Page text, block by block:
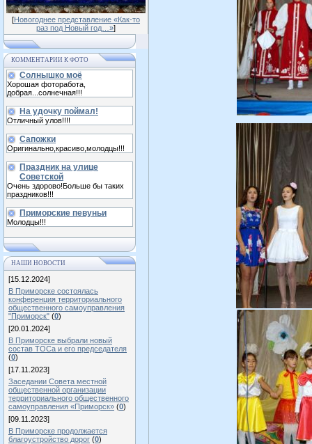
[Новогоднее представление «Как-то
раз под Новый год…»]
КОММЕНТАРИИ К ФОТО
Солнышко моё
Хорошая фоторабота,
добрая...солнечная!!!
На удочку поймал!
Отличный улов!!!!
Сапожки
Оригинально,красиво,молодцы!!!
Праздник на улице
Советской
Очень здорово!Больше бы таких
праздников!!!
Приморские певуньи
Молодцы!!!
НАШИ НОВОСТИ
[15.12.2024]
В Приморске состоялась
конференция территориального
общественного самоуправления
"Приморск" (0)
[20.01.2024]
В Приморске выбрали новый
состав ТОСа и его председателя
(0)
[17.11.2023]
Заседании Совета местной
общественной организации
территориального общественного
самоуправления «Приморск» (0)
[09.11.2023]
В Приморске продолжается
благоустройство дорог (0)